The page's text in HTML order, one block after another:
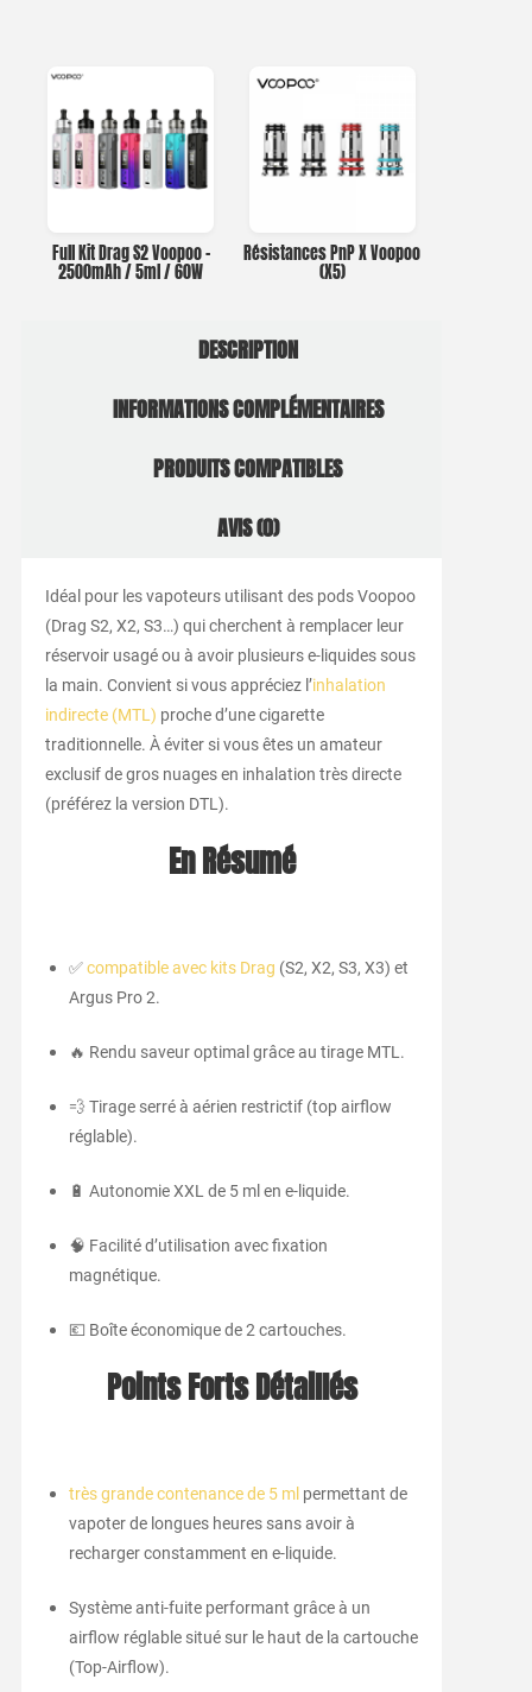
Full Kit Drag S2 Voopoo –
2500mAh / 5ml / 60W
Résistances PnP X Voopoo
(X5)
DESCRIPTION
INFORMATIONS COMPLÉMENTAIRES
PRODUITS COMPATIBLES
AVIS (0)
Idéal pour les vapoteurs utilisant des pods Voopoo
(Drag S2, X2, S3…) qui cherchent à remplacer leur
réservoir usagé ou à avoir plusieurs e-liquides sous
la main. Convient si vous appréciez l’inhalation
indirecte (MTL) proche d’une cigarette
traditionnelle. À éviter si vous êtes un amateur
exclusif de gros nuages en inhalation très directe
(préférez la version DTL).
En Résumé
✅compatible avec kits Drag (S2, X2, S3, X3) et
Argus Pro 2.
🔥 Rendu saveur optimal grâce au tirage MTL.
💨 Tirage serré à aérien restrictif (top airflow
réglable).
🔋 Autonomie XXL de 5 ml en e-liquide.
🧠 Facilité d’utilisation avec fixation
magnétique.
💶 Boîte économique de 2 cartouches.
Points Forts Détaillés
très grande contenance de 5 ml permettant de
vapoter de longues heures sans avoir à
recharger constamment en e-liquide.
Système anti-fuite performant grâce à un
airflow réglable situé sur le haut de la cartouche
(Top-Airflow).